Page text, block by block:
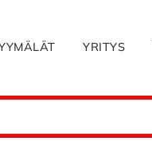
YRITYS